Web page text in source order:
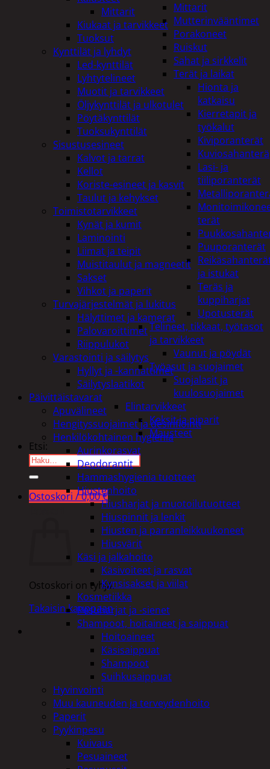
Mittarit
Mutterinvääntimet
Porakoneet
Ruiskut
Sahat ja sirkkelit
Terät ja laikat
Hionta ja
katkaisu
Kierretapit ja
työkalut
Kiviporanterät
Kuviosahanterä
Lasi- ja
tiiliporanterät
terät
Puuporanterät
ja istukat
Teräs ja
kuppiharjat
Upotusterät
Telineet, tikkaat, työtasot
ja tarvikkeet
Vaunut ja pöydät
Työasut ja suojaimet
Suojalasit ja
kuulosuojaimet
Elintarvikkeet
Keksit ja piparit
Mausteet
Etsi:
Ostoskori /0,00€
Ostoskori on tyhjä.
Takaisin kauppaan
Mittarit
Kiukaat ja tarvikkeet
Tuoksut
Kynttilät ja lyhdyt
Led-kynttilät
Lyhtytelineet
Muotit ja tarvikkeet
Öljykynttilät ja ulkotulet
Pöytäkynttilät
Tuoksukynttilät
Sisustusesineet
Kalvot ja tarrat
Kellot
Koriste-esineet ja kasvit
Taulut ja kehykset
Toimistotarvikkeet
Kynät ja kumit
Laminointi
Liimat ja teipit
Muistitaulut ja magneetit
Sakset
Vihkot ja paperit
Turvajärjestelmät ja lukitus
Hälyttimet ja kamerat
Palovaroittimet
Riippulukot
Varastointi ja säilytys
Hyllyt ja -kannattimet
Säilytyslaatikot
Päivittäistavarat
Apuvälineet
Hengityssuojaimet ja desinfiointi
Henkilökohtainen hygienia
Aurinkorasvat
Deodorantit
Hammashygienia tuotteet
Hiustenhoito
Hiusharjat ja muotoilutuotteet
Hiuspinnit ja lenkit
Hiusten ja parranleikkuukoneet
Hiusvärit
Käsi ja jalkahoito
Käsivoiteet ja rasvat
Kynsisakset ja viilat
Kosmetiikka
Pesuharjat ja -sienet
Shampoot, hoitaineet ja saippuat
Hoitoaineet
Käsisaippuat
Shampoot
Suihkusaippuat
Hyvinvointi
Muu kauneuden ja terveydenhoito
Paperit
Pyykinpesu
Kuivaus
Pesuaineet